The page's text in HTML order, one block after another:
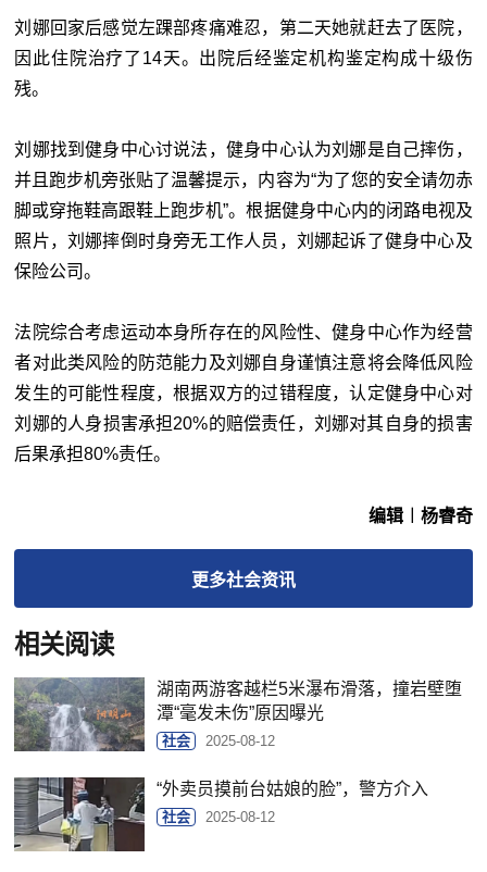
刘娜回家后感觉左踝部疼痛难忍，第二天她就赶去了医院，
因此住院治疗了14天。出院后经鉴定机构鉴定构成十级伤
残。
刘娜找到健身中心讨说法，健身中心认为刘娜是自己摔伤，
并且跑步机旁张贴了温馨提示，内容为“为了您的安全请勿赤
脚或穿拖鞋高跟鞋上跑步机”。根据健身中心内的闭路电视及
照片，刘娜摔倒时身旁无工作人员，刘娜起诉了健身中心及
保险公司。
法院综合考虑运动本身所存在的风险性、健身中心作为经营
者对此类风险的防范能力及刘娜自身谨慎注意将会降低风险
发生的可能性程度，根据双方的过错程度，认定健身中心对
刘娜的人身损害承担20%的赔偿责任，刘娜对其自身的损害
后果承担80%责任。
编辑︱杨睿奇
更多社会资讯
相关阅读
湖南两游客越栏5米瀑布滑落，撞岩壁堕
潭“毫发未伤”原因曝光
社会 2025-08-12
“外卖员摸前台姑娘的脸”，警方介入
社会 2025-08-12